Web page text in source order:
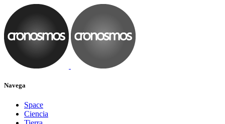
Navega
Space
Ciencia